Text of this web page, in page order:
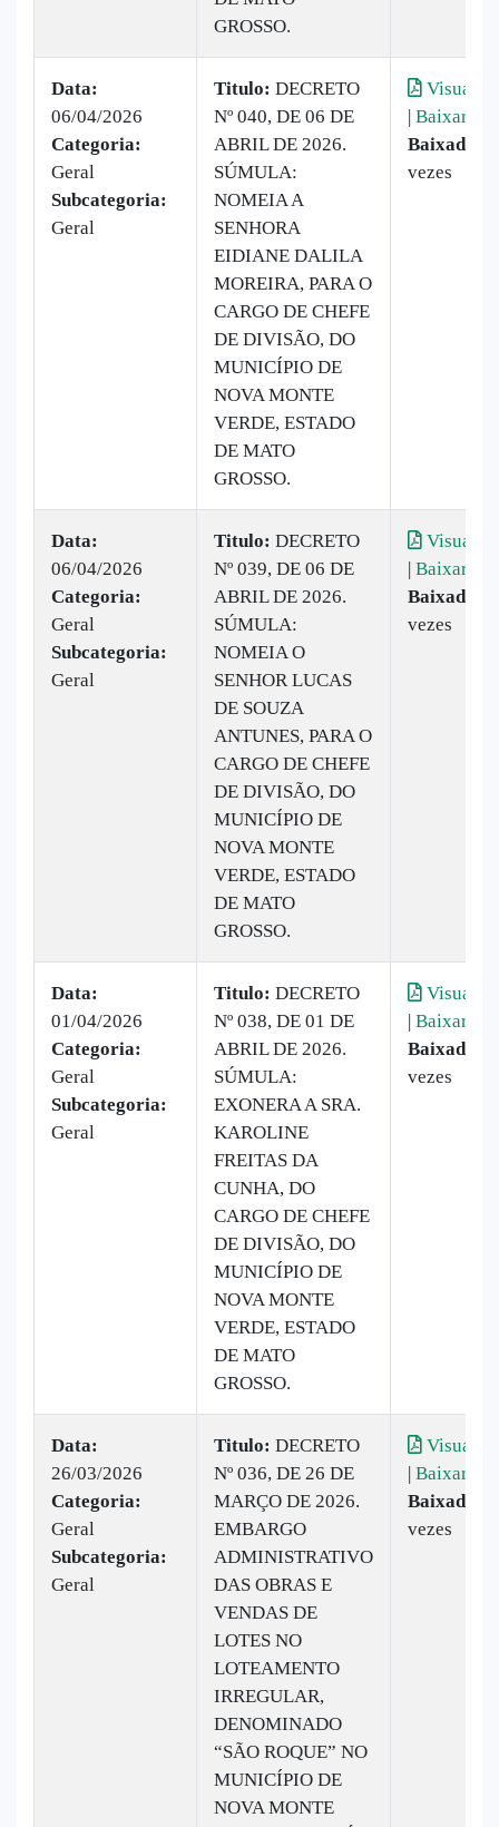
GROSSO.
Data:
06/04/2026
Categoria:
Geral
Subcategoria:
Geral
Titulo: DECRETO
Nº 040, DE 06 DE
ABRIL DE 2026.
SÚMULA:
NOMEIA A
SENHORA
EIDIANE DALILA
MOREIRA, PARA O
CARGO DE CHEFE
DE DIVISÃO, DO
MUNICÍPIO DE
NOVA MONTE
VERDE, ESTADO
DE MATO
GROSSO.
| Baixar
Baixado:
vezes
Data:
06/04/2026
Categoria:
Geral
Subcategoria:
Geral
Titulo: DECRETO
Nº 039, DE 06 DE
ABRIL DE 2026.
SÚMULA:
NOMEIA O
SENHOR LUCAS
DE SOUZA
ANTUNES, PARA O
CARGO DE CHEFE
DE DIVISÃO, DO
MUNICÍPIO DE
NOVA MONTE
VERDE, ESTADO
DE MATO
GROSSO.
| Baixar
Baixado:
vezes
Data:
01/04/2026
Categoria:
Geral
Subcategoria:
Geral
Titulo: DECRETO
Nº 038, DE 01 DE
ABRIL DE 2026.
SÚMULA:
EXONERA A SRA.
KAROLINE
FREITAS DA
CUNHA, DO
CARGO DE CHEFE
DE DIVISÃO, DO
MUNICÍPIO DE
NOVA MONTE
VERDE, ESTADO
DE MATO
GROSSO.
| Baixar
Baixado:
vezes
Data:
26/03/2026
Categoria:
Geral
Subcategoria:
Geral
Titulo: DECRETO
Nº 036, DE 26 DE
MARÇO DE 2026.
EMBARGO
ADMINISTRATIVO
DAS OBRAS E
VENDAS DE
LOTES NO
LOTEAMENTO
IRREGULAR,
DENOMINADO
“SÃO ROQUE” NO
MUNICÍPIO DE
NOVA MONTE
| Baixar
Baixado:
vezes